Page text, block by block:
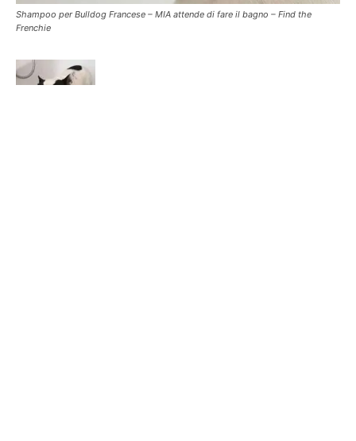
Shampoo per Bulldog Francese – MIA attende di fare il bagno – Find the
Frenchie